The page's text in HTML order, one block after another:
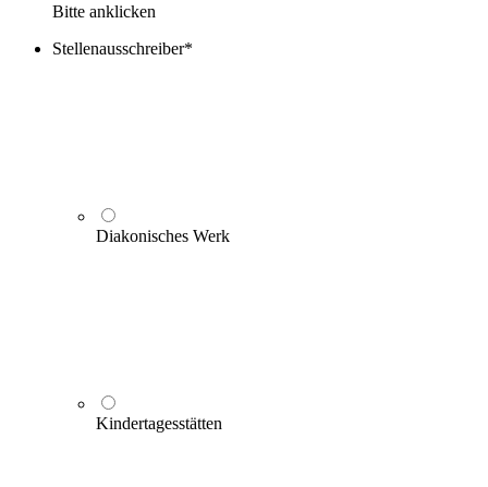
Bitte anklicken
Stellenausschreiber*
Diakonisches Werk
Kindertagesstätten